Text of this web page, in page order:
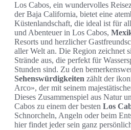
Los Cabos, ein wundervolles
der Baja California, bietet eine
Küstenlandschaft, die ideal ist für
und Abenteuer in Los Cabos,
Resorts und herzlicher
aller Welt an. Die Region zeichnet
Strände aus, die perfekt für
Stunden sind. Zu den
Sehenswürdigkeiten zählt der
Arco», der mit seinem
Dieses Zusammenspiel aus Natur
Cabos zu einem der besten Los
Schnorcheln, Angeln oder beim
hier findet jeder sein ganz